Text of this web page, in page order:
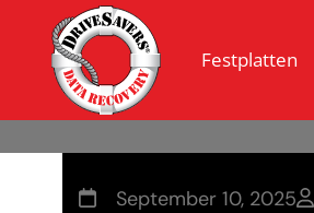
Festplatten
September 10, 2025